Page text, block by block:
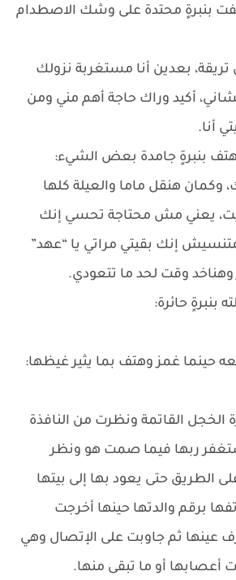
بنبرةٍ محتدة على وشك الاصطدام
بعدين أنا مستغربة نزولك
أكيد وراك حاجة أهم مني ومن
أنا.
بنبرةٍ جامدة بعض الشيء:
هنقل ماما والعيلة كلها
يعني مش محتاجة تحسي إنك
متنسيش إنك بقيتي مراتي يا “عهد”
وقت لحد ما تتعودي.
بنبرةٍ حائرة:
حينما غمز وهتف بما يثير غيظها:
القاتمة ونظرت من النافذة
ربها فيما صمت هو ونظر
الطريق حتى يعود بها إلى بيتها
برقم والدتها حينها أخرجت
عينها ثم جاوبت على الإتصال وهي
أعصابها أو ما تبقى منها.